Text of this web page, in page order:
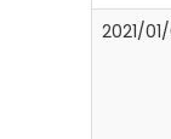
2021/